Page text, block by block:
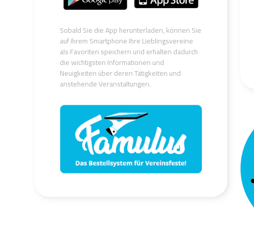
Sobald Sie die App herunterladen, können Sie
auf Ihrem Smartphone Ihre Lieblingsvereine
als Favoriten speichern und erhalten dadurch
die wichtigsten Informationen und
Neuigkeiten über deren Tätigkeiten und
anstehende Veranstaltungen.